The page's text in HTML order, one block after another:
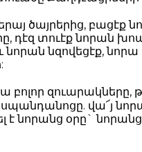
ծայրերից, բացէք
դէզ տուէք նորան
նորան նզովեցէք,
բոլոր զուարակները,
վա՜յ
է նորանց օրը` նորանց